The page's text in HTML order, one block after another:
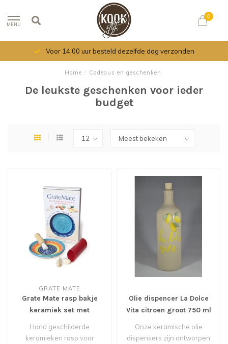
MENU
0
Voor 14.00 uur besteld dezelfde dag verzonden
Home / Cadeaus en geschenken
De leukste geschenken voor ieder
budget
GRATE MATE
Grate Mate rasp bakje
keramiek set met
knoflookschiller en
kwastje
Hand geschilderde
keramieken rasp voor
Olie dispencer La Dolce
Vita citroen groot 750 ml
Onze keramische olie
dispensers zijn ontworpen